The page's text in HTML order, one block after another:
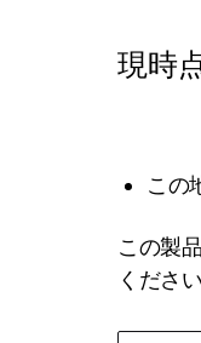
現時
この
この製
ください